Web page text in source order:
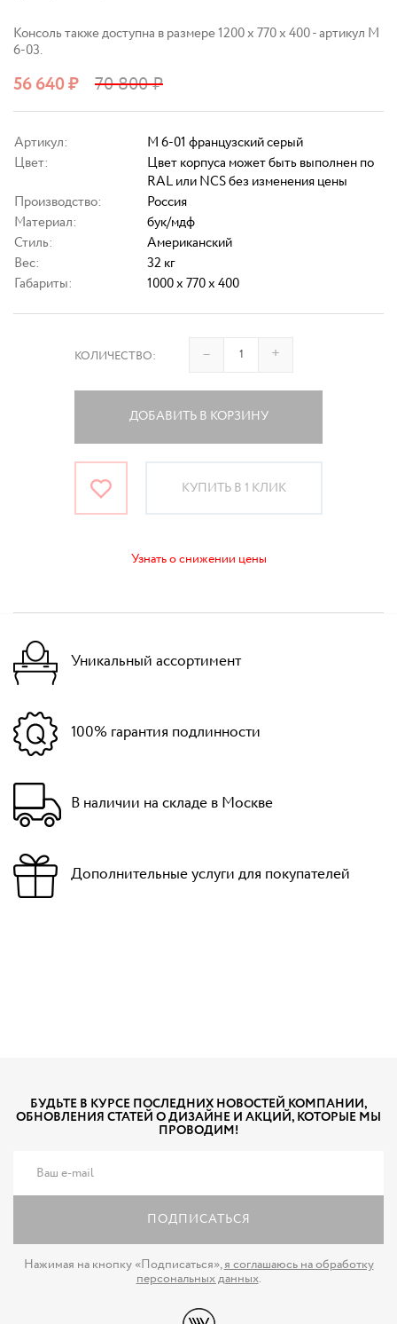
Консоль также доступна в размере 1200 x 770 x 400 - артикул M
6-03.
56 640₽ 70 800₽
Артикул:
M 6-01 французский серый
Цвет:
Цвет корпуса может быть выполнен по
RAL или NCS без изменения цены
Производство:
Россия
Материал:
бук/мдф
Стиль:
Американский
Вес:
32 кг
Габариты:
1000 x 770 x 400
КОЛИЧЕСТВО: – +
ДОБАВИТЬ В КОРЗИНУ
КУПИТЬ В 1 КЛИК
Узнать о снижении цены
Уникальный ассортимент
100% гарантия подлинности
В наличии на складе в Москве
Дополнительные услуги для покупателей
БУДЬТЕ В КУРСЕ ПОСЛЕДНИХ НОВОСТЕЙ КОМПАНИИ,
ОБНОВЛЕНИЯ СТАТЕЙ О ДИЗАЙНЕ И АКЦИЙ, КОТОРЫЕ МЫ
ПРОВОДИМ!
ПОДПИСАТЬСЯ
Нажимая на кнопку «Подписаться»,я соглашаюсь на обработку
персональных данных.